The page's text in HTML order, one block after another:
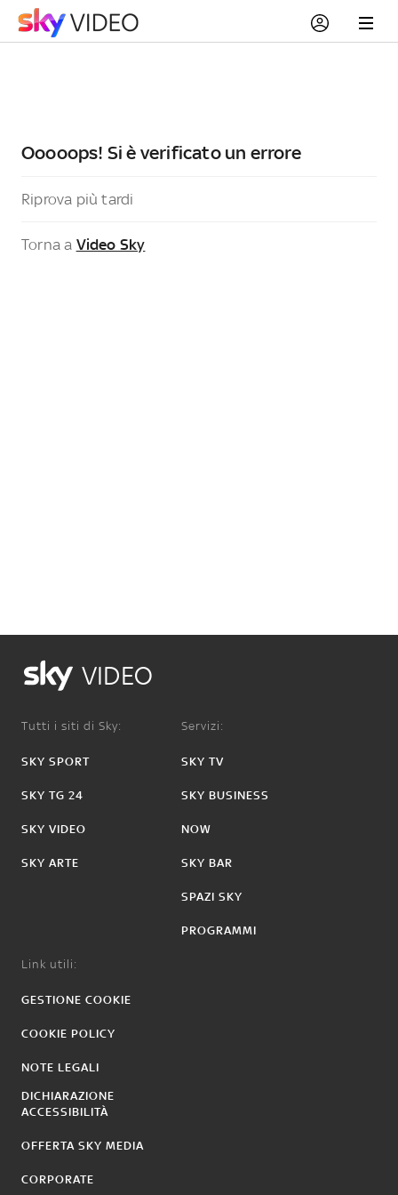
Ooooops! Si è verificato un errore
Riprova più tardi
Torna a Video Sky
VIDEO
Tutti i siti di Sky:
SKY SPORT
SKY TG 24
SKY VIDEO
SKY ARTE
Servizi:
SKY TV
SKY BUSINESS
NOW
SKY BAR
SPAZI SKY
PROGRAMMI
Link utili:
GESTIONE COOKIE
COOKIE POLICY
NOTE LEGALI
DICHIARAZIONE
ACCESSIBILITÀ
OFFERTA SKY MEDIA
CORPORATE